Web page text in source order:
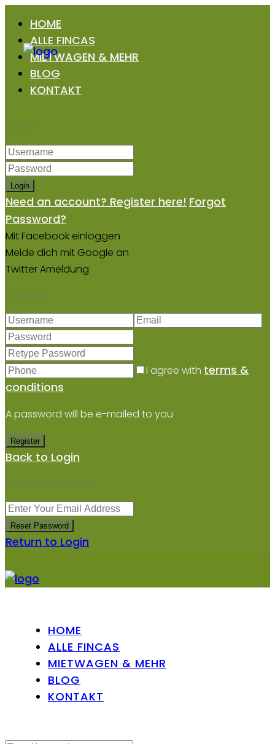
HOME
ALLE FINCAS
MIETWAGEN & MEHR
BLOG
KONTAKT
Login
Login
Need an account? Register here! Forgot
Password?
Mit Facebook einloggen
Melde dich mit Google an
Twitter Ameldung
Register
I agree with terms &
conditions
A password will be e-mailed to you
Register
Back to Login
Reset Password
Reset Password
Return to Login
HOME
ALLE FINCAS
MIETWAGEN & MEHR
BLOG
KONTAKT